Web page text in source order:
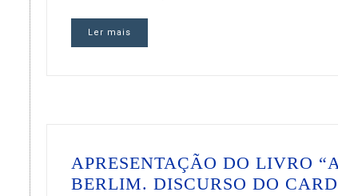
Ler mais
APRESENTAÇÃO DO LIVRO
BERLIM. DISCURSO DO